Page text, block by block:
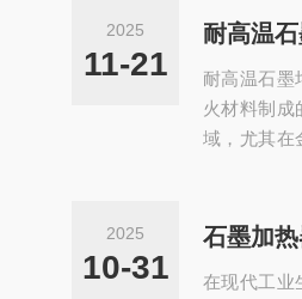
工作。石墨
构，可有效
2025
11-21
耐高温
耐高温石墨
火材料制成
域，尤其在
破裂。石墨
坩埚可塑性
2025
10-31
石墨加
在现代工业